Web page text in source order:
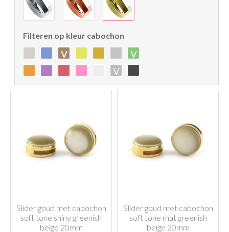
Filteren op kleur cabochon
v
v
v
Slider goud met cabochon
soft tone shiny greenish
beige 20mm
Slider goud met cabochon
soft tone mat greenish
beige 20mm